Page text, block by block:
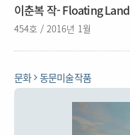
이춘복 작- Floating Land
454호 / 2016년 1월
문화 동문미술작품